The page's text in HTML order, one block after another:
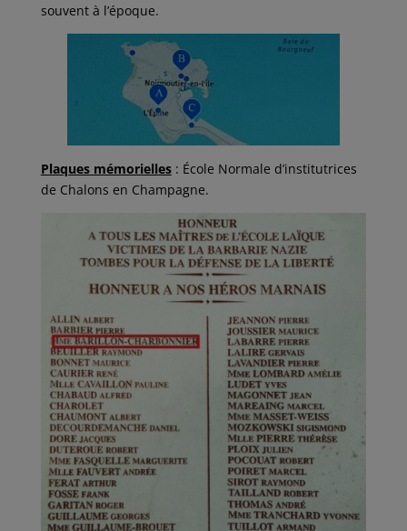
souvent à l’époque.
Plaques mémorielles: École Normale d’institutrices
de Chalons en Champagne.